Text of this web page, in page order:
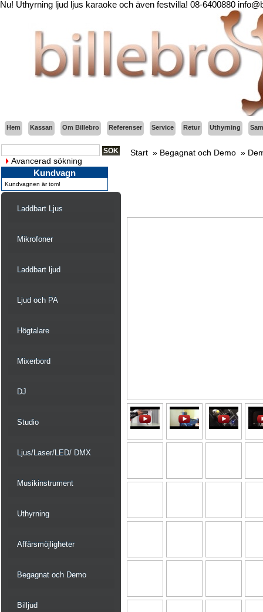
Nu! Uthyrning ljud ljus karaoke och även festvilla! 08-6400880
Hem Kassan Om Billebro Referenser Service Retur Uthyrning
Avancerad sökning
Kundvagn
Kundvagnen är tom!
Laddbart Ljus
Mikrofoner
Laddbart ljud
Ljud och PA
Högtalare
Mixerbord
DJ
Studio
Ljus/Laser/LED/ DMX
Musikinstrument
Uthyrning
Affärsmöjligheter
Begagnat och Demo
Billjud
Start » Begagnat och Demo »